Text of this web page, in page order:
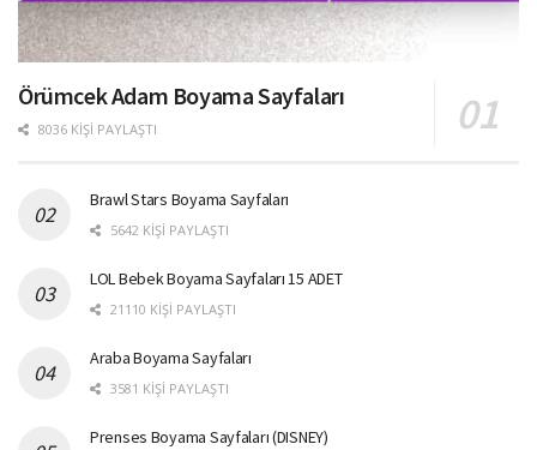
Örümcek Adam Boyama Sayfaları
8036 KIŞI PAYLAŞTI
Brawl Stars Boyama Sayfaları
5642 KIŞI PAYLAŞTI
LOL Bebek Boyama Sayfaları 15 ADET
21110 KIŞI PAYLAŞTI
Araba Boyama Sayfaları
3581 KIŞI PAYLAŞTI
Prenses Boyama Sayfaları (DISNEY)